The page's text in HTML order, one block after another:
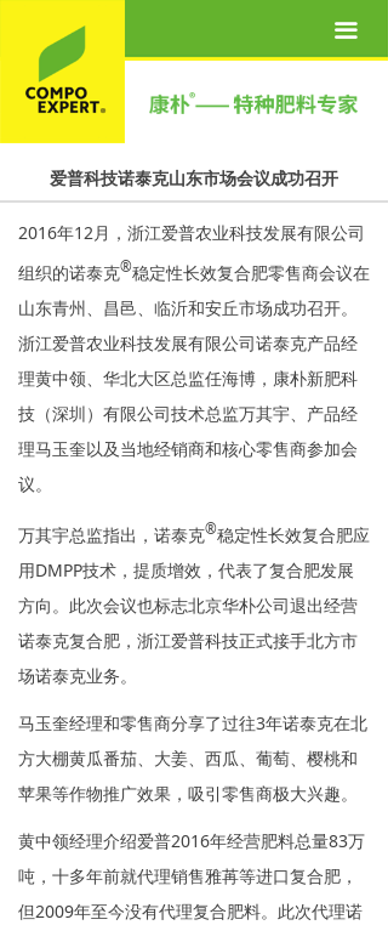
끀
关于我们
营养方案
新闻资讯
联系我们
人才招聘
爱普科技诺泰克山东市场会议成功召开
2016年12月，浙江爱普农业科技发展有限公司
组织的诺泰克®稳定性长效复合肥零售商会议在
山东青州、昌邑、临沂和安丘市场成功召开。
浙江爱普农业科技发展有限公司诺泰克产品经
理黄中领、华北大区总监任海博，康朴新肥科
技（深圳）有限公司技术总监万其宇、产品经
理马玉奎以及当地经销商和核心零售商参加会
议。
万其宇总监指出，诺泰克®稳定性长效复合肥应
用DMPP技术，提质增效，代表了复合肥发展
方向。此次会议也标志北京华朴公司退出经营
诺泰克复合肥，浙江爱普科技正式接手北方市
场诺泰克业务。
马玉奎经理和零售商分享了过往3年诺泰克在北
方大棚黄瓜番茄、大姜、西瓜、葡萄、樱桃和
苹果等作物推广效果，吸引零售商极大兴趣。
黄中领经理介绍爱普2016年经营肥料总量83万
吨，十多年前就代理销售雅苒等进口复合肥，
但2009年至今没有代理复合肥料。此次代理诺